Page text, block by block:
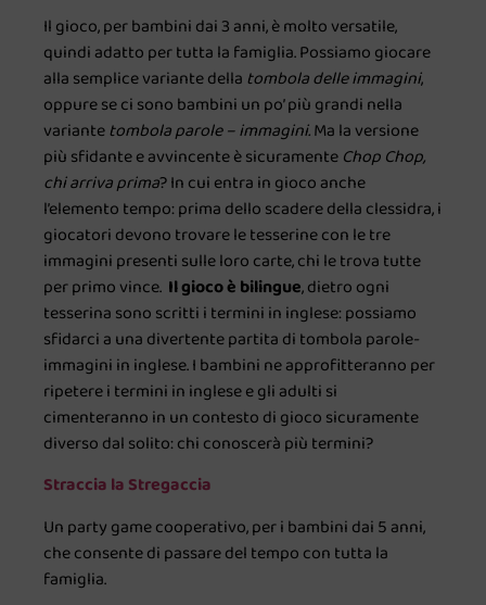
Il gioco, per bambini dai 3 anni, è molto versatile,
quindi adatto per tutta la famiglia. Possiamo giocare
alla semplice variante della tombola delle immagini,
oppure se ci sono bambini un po’ più grandi nella
variantetombola parole – immagini.Ma la versione
più sfidante e avvincente è sicuramente Chop Chop,
chi arriva prima? In cui entra in gioco anche
l’elemento tempo: prima dello scadere della clessidra, i
giocatori devono trovare le tesserine con le tre
immagini presenti sulle loro carte, chi le trova tutte
per primo vince. Il gioco è bilingue, dietro ogni
tesserina sono scritti i termini in inglese: possiamo
sfidarci a una divertente partita di tombola parole-
immagini in inglese. I bambini ne approfitteranno per
ripetere i termini in inglese e gli adulti si
cimenteranno in un contesto di gioco sicuramente
diverso dal solito: chi conoscerà più termini?
Straccia la Stregaccia
Un party game cooperativo, per i bambini dai 5 anni,
che consente di passare del tempo con tutta la
famiglia.